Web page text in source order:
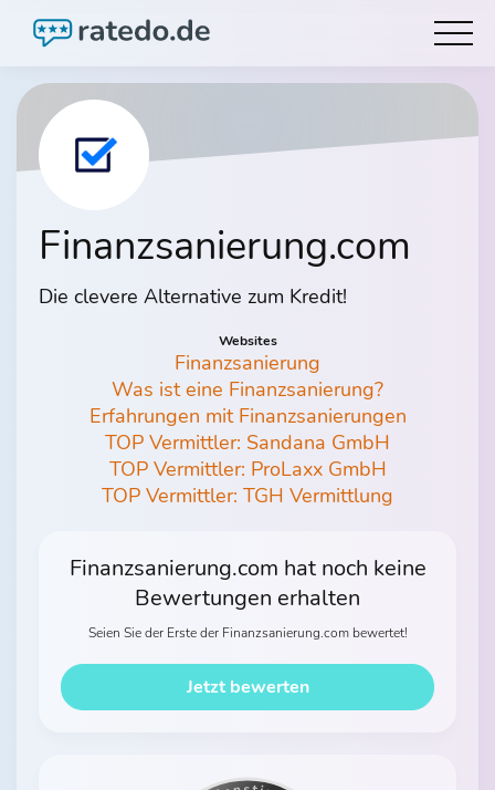
Finanzsanierung.com
Die clevere Alternative zum Kredit!
Websites
Finanzsanierung
Was ist eine Finanzsanierung?
Erfahrungen mit Finanzsanierungen
TOP Vermittler: Sandana GmbH
TOP Vermittler: ProLaxx GmbH
TOP Vermittler: TGH Vermittlung
Finanzsanierung.com hat noch keine
Bewertungen erhalten
Seien Sie der Erste der Finanzsanierung.com bewertet!
Jetzt bewerten